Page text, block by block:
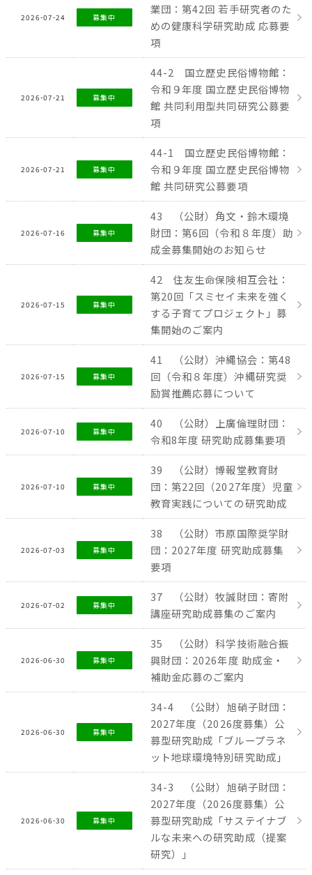
2026-07-24 募集中
業団：第42回 若手研究者のた
めの健康科学研究助成 応募要
項
2026-07-21 募集中
44-2 国立歴史民俗博物館：
令和９年度 国立歴史民俗博物
館 共同利用型共同研究公募要
項
2026-07-21 募集中
44-1 国立歴史民俗博物館：
令和９年度 国立歴史民俗博物
館 共同研究公募要項
2026-07-16 募集中
43 （公財）角文・鈴木環境
財団：第6回（令和８年度）助
成金募集開始のお知らせ
2026-07-15 募集中
42 住友生命保険相互会社：
第20回「スミセイ未来を強く
する子育てプロジェクト」募
集開始のご案内
2026-07-15 募集中
41 （公財）沖縄協会：第48
回（令和８年度）沖縄研究奨
励賞推薦応募について
2026-07-10 募集中
40 （公財）上廣倫理財団：
令和8年度 研究助成募集要項
2026-07-10 募集中
39 （公財）博報堂教育財
団：第22回（2027年度）児童
教育実践についての研究助成
2026-07-03 募集中
38 （公財）市原国際奨学財
団：2027年度 研究助成募集
要項
2026-07-02 募集中
37 （公財）牧誠財団：寄附
講座研究助成募集のご案内
2026-06-30 募集中
35 （公財）科学技術融合振
興財団：2026年度 助成金・
補助金応募のご案内
2026-06-30 募集中
34-4 （公財）旭硝子財団：
2027年度（2026度募集）公
募型研究助成「ブループラネ
ット地球環境特別研究助成」
2026-06-30 募集中
34-3 （公財）旭硝子財団：
2027年度（2026度募集）公
募型研究助成「サステイナブ
ルな未来への研究助成（提案
研究）」